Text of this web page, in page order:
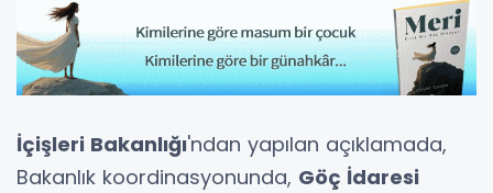
İçişleri Bakanlığı'ndan yapılan açıklamada,
Bakanlık koordinasyonunda, Göç İdaresi